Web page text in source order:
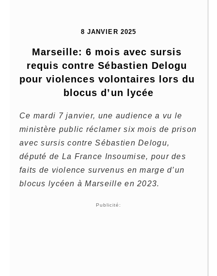
8 JANVIER 2025
Marseille: 6 mois avec sursis
requis contre Sébastien Delogu
pour violences volontaires lors du
blocus d’un lycée
Ce mardi 7 janvier, une audience a vu le
ministère public réclamer six mois de prison
avec sursis contre Sébastien Delogu,
député de La France Insoumise, pour des
faits de violence survenus en marge d’un
blocus lycéen à Marseille en 2023.
Publicité: